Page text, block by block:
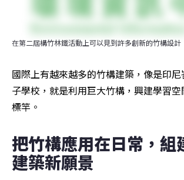
在第二屆構竹林鐵活動上可以見到許多創新的竹構設計
國際上有越來越多的竹構建築，像是印
子學校，就是利用巨大竹構，興建學習
標竿。
把竹構應用在日常，組
建築新願景